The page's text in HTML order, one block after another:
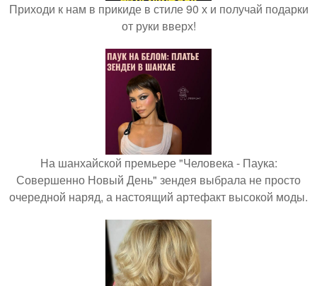
Приходи к нам в прикиде в стиле 90 х и получай подарки
от руки вверх!
На шанхайской премьере "Человека - Паука:
Совершенно Новый День" зендея выбрала не просто
очередной наряд, а настоящий артефакт высокой моды.